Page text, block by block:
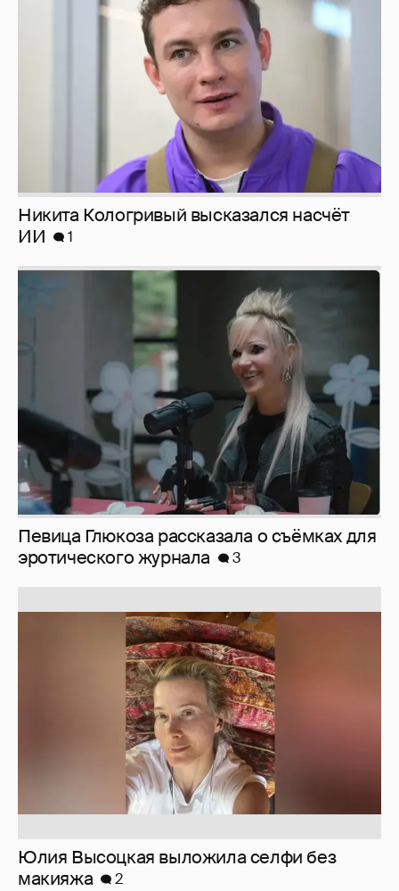
Никита Кологривый высказался насчёт
ИИ
1
Певица Глюкоза рассказала о съёмках для
эротического журнала
3
Юлия Высоцкая выложила селфи без
макияжа
2